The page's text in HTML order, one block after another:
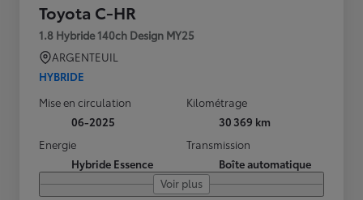
Toyota C-HR
1.8 Hybride 140ch Design MY25
ARGENTEUIL
HYBRIDE
Mise en circulation
06-2025
Kilométrage
30 369 km
Energie
Hybride Essence
Transmission
Boîte automatique
Voir plus